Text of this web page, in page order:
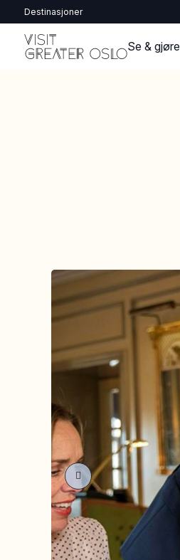
Destinasjoner
Se & gjøre